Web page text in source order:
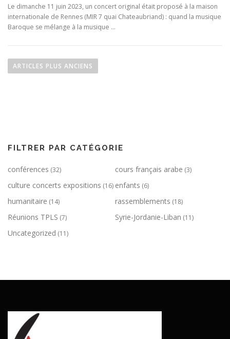
Le dimanche 11 juin 2023, un concert original était proposé à la maison
internationale de Rennes (MIR 7 quai Chateaubriand) : quand la musique
Baroque se mélange à la musique …
a
i
n
d
e
s
r
c
ARTICLES PLUS ANCIENS
FILTRER PAR CATÉGORIE
conférences (32) cours français arabe (3)
culture concerts expositions (16) enfants (6)
humanitaire (14) rassemblements (18)
Réunions TPLS (7) Syrie-Jordanie-Liban (11)
Uncategorized (11)